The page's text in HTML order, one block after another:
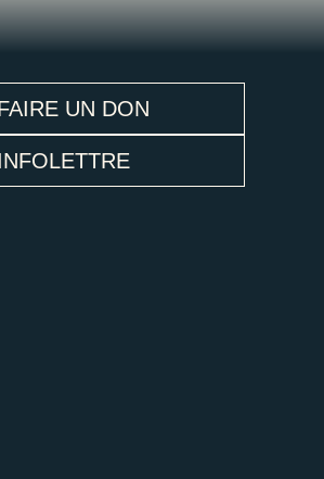
UN DON